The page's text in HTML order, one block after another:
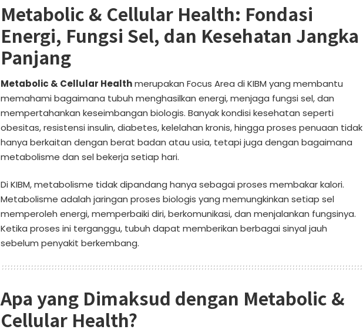
Metabolic & Cellular Health: Fondasi
Energi, Fungsi Sel, dan Kesehatan Jangka
Panjang
Metabolic & Cellular Healthmerupakan Focus Area di KIBM yang membantu
memahami bagaimana tubuh menghasilkan energi, menjaga fungsi sel, dan
mempertahankan keseimbangan biologis. Banyak kondisi kesehatan seperti
obesitas, resistensi insulin, diabetes, kelelahan kronis, hingga proses penuaan tidak
hanya berkaitan dengan berat badan atau usia, tetapi juga dengan bagaimana
metabolisme dan sel bekerja setiap hari.
Di KIBM, metabolisme tidak dipandang hanya sebagai proses membakar kalori.
Metabolisme adalah jaringan proses biologis yang memungkinkan setiap sel
memperoleh energi, memperbaiki diri, berkomunikasi, dan menjalankan fungsinya.
Ketika proses ini terganggu, tubuh dapat memberikan berbagai sinyal jauh
sebelum penyakit berkembang.
Apa yang Dimaksud dengan Metabolic &
Cellular Health?